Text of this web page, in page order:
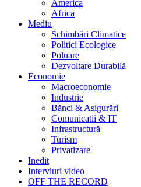
America
Africa
Mediu
Schimbări Climatice
Politici Ecologice
Poluare
Dezvoltare Durabilă
Economie
Macroeconomie
Industrie
Bănci & Asigurări
Comunicatii & IT
Infrastructură
Turism
Privatizare
Inedit
Interviuri video
OFF THE RECORD